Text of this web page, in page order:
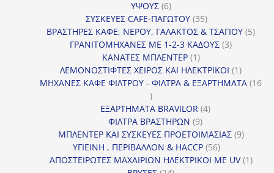
ΥΨΟΥΣ 66
προϊόντα
ΣΥΣΚΕΥΕΣ CAFE-ΠΑΓΩΤΟΥ 3535
προϊόντα
ΒΡΑΣΤΗΡΕΣ ΚΑΦΕ, ΝΕΡΟΥ, ΓΑΛΑΚΤΟΣ & ΤΣΑΓΙΟΥ 55
ΓΡΑΝΙΤΟΜΗΧΑΝΕΣ ΜΕ 1-2-3 ΚΑΔΟΥΣ 33
ΚΑΝΑΤΕΣ ΜΠΛΕΝΤΕΡ 11
προϊόν
ΛΕΜΟΝΟΣΤΙΦΤΕΣ ΧΕΙΡΟΣ ΚΑΙ ΗΛΕΚΤΡΙΚΟΙ 11
προϊόν
ΜΗΧΑΝΕΣ ΚΑΦΕ ΦΙΛΤΡΟΥ - ΦΙΛΤΡΑ & ΕΞΑΡΤΗΜΑΤΑ 16
16
προϊόντα
ΕΞΑΡΤΗΜΑΤΑ BRAVILOR 44
ΦΙΛΤΡΑ ΒΡΑΣΤΗΡΩΝ 99
προϊόντα
ΜΠΛΕΝΤΕΡ ΚΑΙ ΣΥΣΚΕΥΕΣ ΠΡΟΕΤΟΙΜΑΣΙΑΣ 99
ΥΓΙΕΙΝΗ , ΠΕΡΙΒΑΛΛΟΝ & HACCP 5656
προϊόντα
ΑΠΟΣΤΕΙΡΩΤΕΣ ΜΑΧΑΙΡΙΩΝ ΗΛΕΚΤΡΙΚΟΙ ΜΕ UV 11